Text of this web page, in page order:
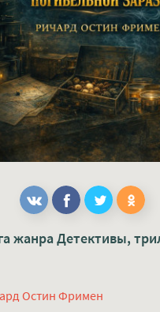
жанра Детективы,
Остин Фримен